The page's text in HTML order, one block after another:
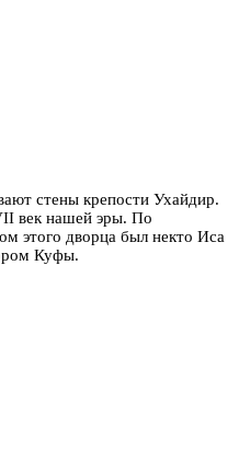
стены крепости Ухайдир.
век нашей эры. По
этого дворца был некто Иса
Куфы.